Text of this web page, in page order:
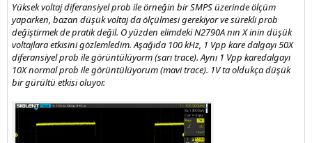
Yüksek voltaj diferansiyel prob ile örneğin bir SMPS üzerinde ölçüm
yaparken, bazan düşük voltaj da ölçülmesi gerekiyor ve sürekli prob
değiştirmek de pratik değil. O yüzden elimdeki N2790A nın X inin düşük
voltajlara etkisini gözlemledim. Aşağıda 100 kHz, 1 Vpp kare dalgayı 50X
diferansiyel prob ile görüntülüyorm (sarı trace). Aynı 1 Vpp karedalgayı
10X normal prob ile görüntülüyorum (mavi trace). 1V ta oldukça düşük
bir gürültü etkisi oluyor.